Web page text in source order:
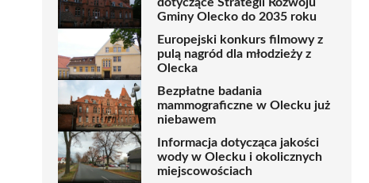
Gminy Olecko do 2035 roku
Europejski konkurs filmowy z
pulą nagród dla młodzieży z
Olecka
Bezpłatne badania
mammograficzne w Olecku już
niebawem
Informacja dotycząca jakości
wody w Olecku i okolicznych
miejscowościach